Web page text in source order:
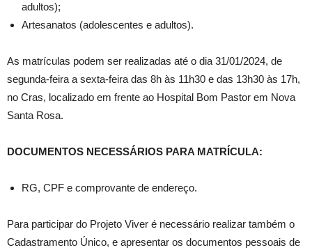
adultos);
Artesanatos (adolescentes e adultos).
As matrículas podem ser realizadas até o dia 31/01/2024, de
segunda-feira a sexta-feira das 8h às 11h30 e das 13h30 às 17h,
no Cras, localizado em frente ao Hospital Bom Pastor em Nova
Santa Rosa.
DOCUMENTOS NECESSÁRIOS PARA MATRÍCULA:
RG, CPF e comprovante de endereço.
Para participar do Projeto Viver é necessário realizar também o
Cadastramento Único, e apresentar os documentos pessoais de